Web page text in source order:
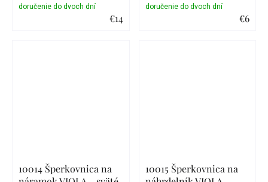
€14 €6
10014 Šperkovnica na
10015 Šperkovnica na